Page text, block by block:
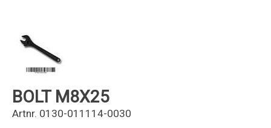
BOLT M8X25
Artnr. 0130-011114-0030